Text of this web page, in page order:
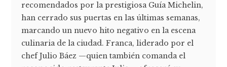
recomendados por la prestigiosa Guía Michelin,
han cerrado sus puertas en las últimas semanas,
marcando un nuevo hito negativo en la escena
culinaria de la ciudad. Franca, liderado por el
chef Julio Báez —quien también comanda el